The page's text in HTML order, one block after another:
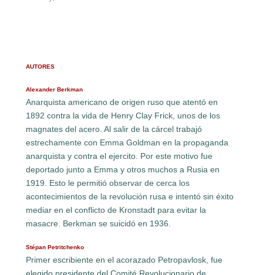
AUTORES
Alexander Berkman
Anarquista americano de origen ruso que atentó en
1892 contra la vida de Henry Clay Frick, unos de los
magnates del acero. Al salir de la cárcel trabajó
estrechamente con Emma Goldman en la propaganda
anarquista y contra el ejercito. Por este motivo fue
deportado junto a Emma y otros muchos a Rusia en
1919. Esto le permitió observar de cerca los
acontecimientos de la revolución rusa e intentó sin éxito
mediar en el conflicto de Kronstadt para evitar la
masacre. Berkman se suicidó en 1936.
Stépan Petritchenko
Primer escribiente en el acorazado Petropavlosk, fue
elegido presidente del Comité Revolucionario de